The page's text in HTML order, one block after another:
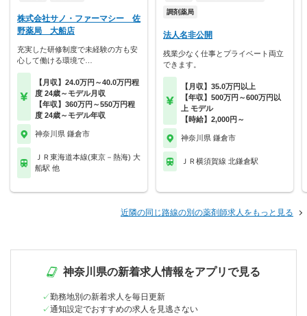
株式会社サノ・ファーマシー 佐
野薬局 大船店
充実した研修制度で未経験の方も安
心して働ける環境で…
【月収】24.0万円～40.0万円程
度 24歳～モデル月収
【年収】360万円～550万円程
度 24歳～モデル年収
神奈川県 鎌倉市
ＪＲ東海道本線(東京－熱海) 大
船駅 他
調剤薬局
法人名非公開
残業少なく仕事とプライベート両立
できます。
【月収】35.0万円以上
【年収】500万円～600万円以
上 モデル
【時給】2,000円～
神奈川県 鎌倉市
ＪＲ横須賀線 北鎌倉駅
近隣の同じ路線の別の薬剤師求人をもっと見る
神奈川県の新着求人情報をアプリで見る
勤務地別の新着求人を毎日更新
通知設定でおすすめの求人を見逃さない